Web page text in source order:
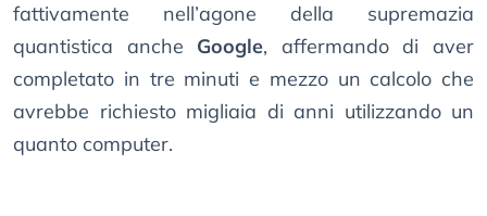
fattivamente nell’agone della supremazia
quantistica anche Google, affermando di aver
completato in tre minuti e mezzo un calcolo che
avrebbe richiesto migliaia di anni utilizzando un
quanto computer.